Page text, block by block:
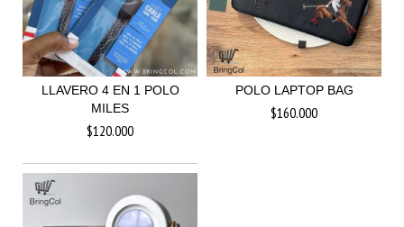
LLAVERO 4 EN 1 POLO
MILES
$120.000
POLO LAPTOP BAG
$160.000